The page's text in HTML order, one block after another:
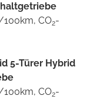
CO2-
5-Türer Hybrid
CO2-